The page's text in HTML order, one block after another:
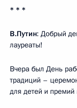
* * *
В.Путин: Добрый
лауреаты!
Вчера был День
традиций –
для детей и